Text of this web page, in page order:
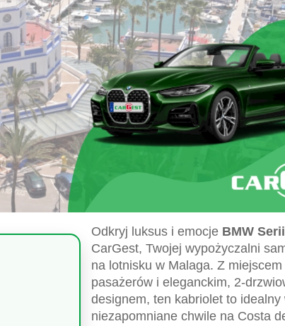
Odkryj luksus i emocje BMW
CarGest, Twojej wypożyczalni
na lotnisku w Malaga. Z
pasażerów i eleganckim, 2-
designem, ten kabriolet to idealny
niezapomniane chwile na Costa